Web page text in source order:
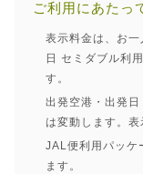
ご利用にあたっ
表示料金は、お
日 セミダブル利
す。
出発空港・出発
は変動します。表
JAL便利用パッケ
ます。